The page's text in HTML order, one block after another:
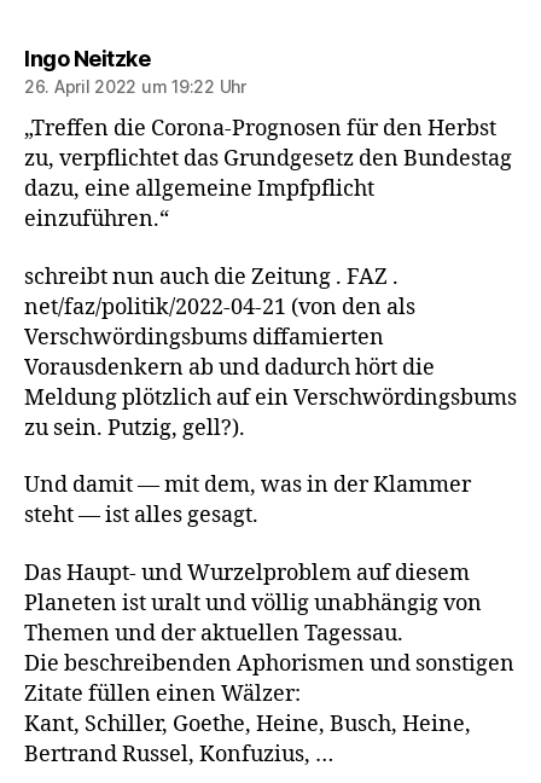
Ingo Neitzkesagt:
26. April 2022 um 19:22 Uhr
„Treffen die Corona-Prognosen für den Herbst
zu, verpflichtet das Grundgesetz den Bundestag
dazu, eine allgemeine Impfpflicht
einzuführen.“
schreibt nun auch die Zeitung . FAZ .
net/faz/politik/2022-04-21 (von den als
Verschwördingsbums diffamierten
Vorausdenkern ab und dadurch hört die
Meldung plötzlich auf ein Verschwördingsbums
zu sein. Putzig, gell?).
Und damit — mit dem, was in der Klammer
steht — ist alles gesagt.
Das Haupt- und Wurzelproblem auf diesem
Planeten ist uralt und völlig unabhängig von
Themen und der aktuellen Tagessau.
Die beschreibenden Aphorismen und sonstigen
Zitate füllen einen Wälzer:
Kant, Schiller, Goethe, Heine, Busch, Heine,
Bertrand Russel, Konfuzius, …